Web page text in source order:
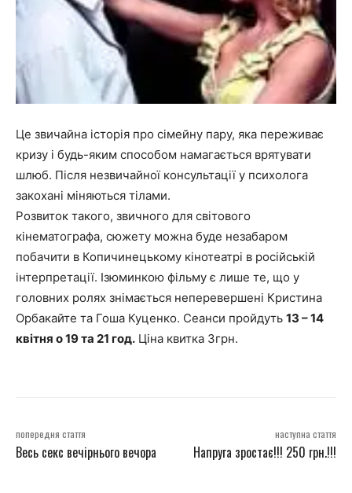
Це звичайна історія про сімейну пару, яка переживає
кризу і будь-яким способом намагається врятувати
шлюб. Після незвичайної консультації у психолога
закохані міняються тілами.
Розвиток такого, звичного для світового
кінематографа, сюжету можна буде незабаром
побачити в Копичинецькому кінотеатрі в російській
інтерпретації. Ізюминкою фільму є лише те, що у
головних ролях знімається неперевершені Кристина
Орбакайте та Гоша Куценко. Сеанси пройдуть 13 – 14
квітня о 19 та 21 год. Ціна квитка 3грн.
попередня стаття
Весь секс вечірнього вечора
наступна стаття
Напруга зростає!!! 250 грн.!!!